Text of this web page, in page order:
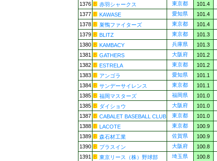
1376
赤羽シャークス 東京都 101.4
1377
KAWASE 愛知県
101.4
1378
巣鴨ファイターズ 東京都
101.4
1379
BLITZ 東京都
101.3
1380
KAMBACY 兵庫県
101.3
1381
GATHERS 大阪府
101.2
1382
ESTRELA 東京都
101.2
1383
アンゴラ 愛知県
101.1
1384
サンデーサイレンス 東京都
101.1
1385
福岡マスターズ 福岡県
101.0
1385
ダイショウ 大阪府
101.0
1387
CABALET BASEBALL CLUB 東京都
101.0
1388
LACOTE 東京都
100.9
1389
森石材工業 佐賀県
100.9
1390
プラスイン 大阪府
100.8
1391
東京リース（株）野球部 埼玉県
100.8